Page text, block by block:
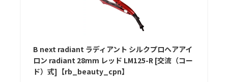
B next radiant ラディアント シルクプロヘアアイ
ロン radiant 28mm レッド LM125-R [交流（コー
ド）式]【rb_beauty_cpn】